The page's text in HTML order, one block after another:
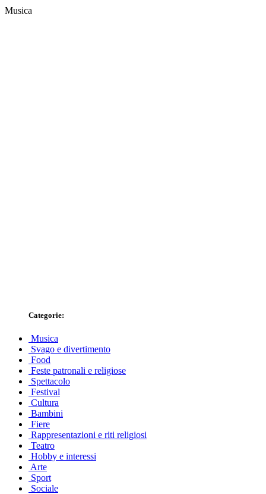
Musica
Categorie:
Musica
Svago e divertimento
Food
Feste patronali e religiose
Spettacolo
Festival
Cultura
Bambini
Fiere
Rappresentazioni e riti religiosi
Teatro
Hobby e interessi
Arte
Sport
Sociale